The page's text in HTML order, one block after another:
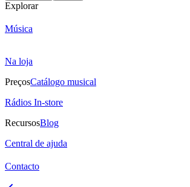
Explorar
Música
Na loja
PreçosCatálogo musical
Rádios In-store
RecursosBlog
Central de ajuda
Contacto